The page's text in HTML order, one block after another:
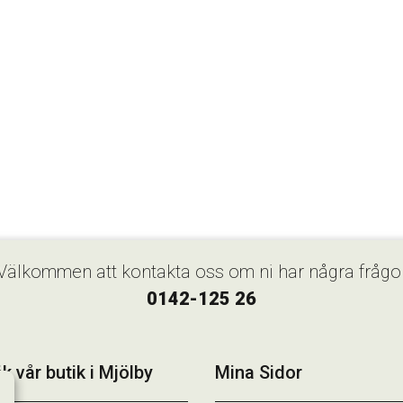
att kontakta oss om ni har några
0142-125 26
vår butik i Mjölby Mina Sidor